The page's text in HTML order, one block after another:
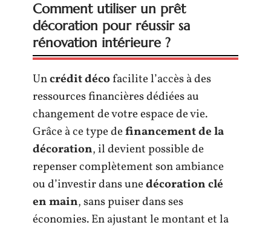
Comment utiliser un prêt
décoration pour réussir sa
rénovation intérieure ?
Uncrédit décofacilite l’accès à des
ressources financières dédiées au
changement de votre espace de vie.
Grâce à ce type definancement de la
décoration, il devient possible de
repenser complètement son ambiance
ou d’investir dans unedécoration clé
en main, sans puiser dans ses
économies. En ajustant le montant et la